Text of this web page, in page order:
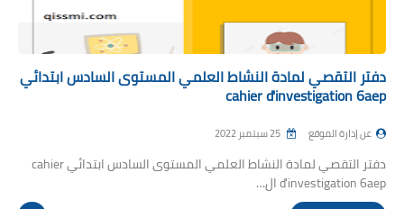
دفتر التقصي لمادة النشاط العلمي المستوى السادس ابتدائي
cahier d'investigation 6aep
عن إدارة الموقع
دفتر التقصي لمادة النشاط العلمي المستوى السادس ابتدائي cahier
d'investigation 6aep ال…